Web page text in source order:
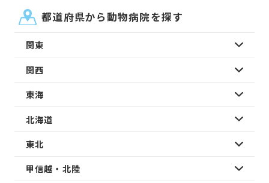
都道府県から動物病院を探す
関東
関西
東海
北海道
東北
甲信越・北陸